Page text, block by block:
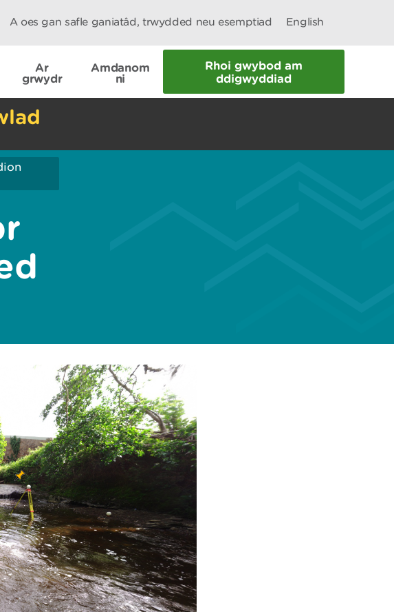
A oes gan safle ganiatâd, trwydded neu esemptiad English
Ar
grwydr
Amdanom
ni
Rhoi gwybod am
ddigwyddiad